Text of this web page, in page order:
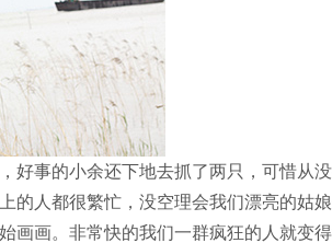
好事的小余还下地去抓了两只，可惜从
人都很繁忙，没空理会我们漂亮的姑娘
画画。非常快的我们一群疯狂的人就变